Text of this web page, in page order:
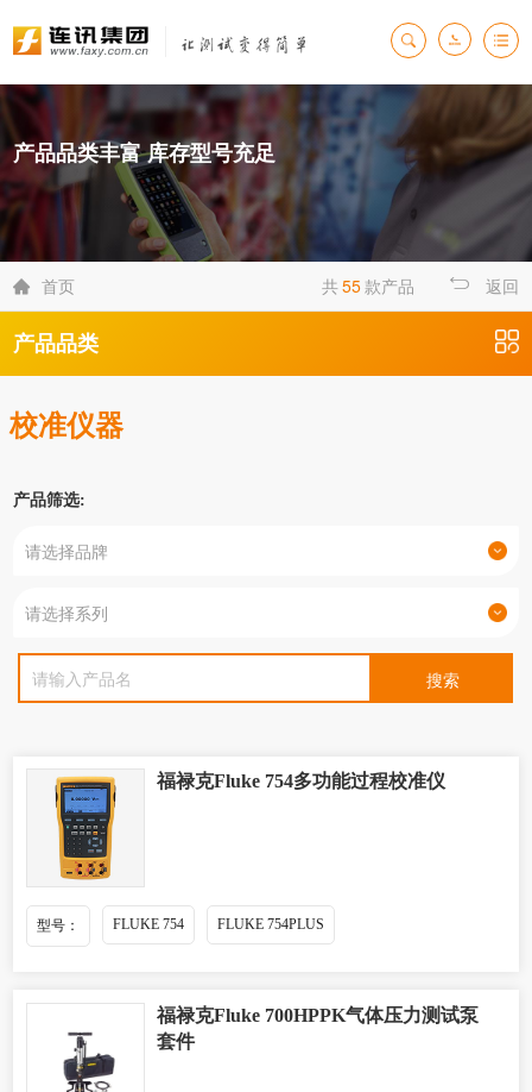
产品品类丰富 库存型号充足
 首页 共55款产品 返回
产品品类
校准仪器
产品筛选:
福禄克Fluke 754多功能过程校准仪
型号： FLUKE 754 FLUKE 754PLUS
福禄克Fluke 700HPPK气体压力测试泵
套件